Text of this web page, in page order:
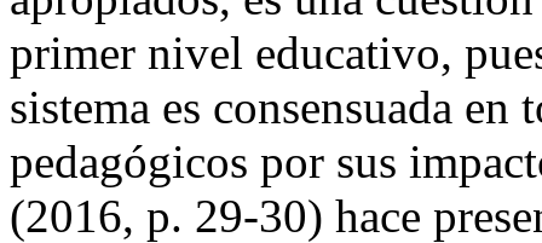
primer nivel educativo,
sistema es consensuada
pedagógicos por sus
(2016, p. 29-30) hace